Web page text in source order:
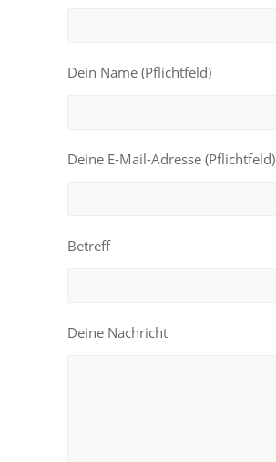
Dein Name (Pflichtfeld)
Deine E-Mail-Adresse (Pflichtfeld)
Betreff
Deine Nachricht